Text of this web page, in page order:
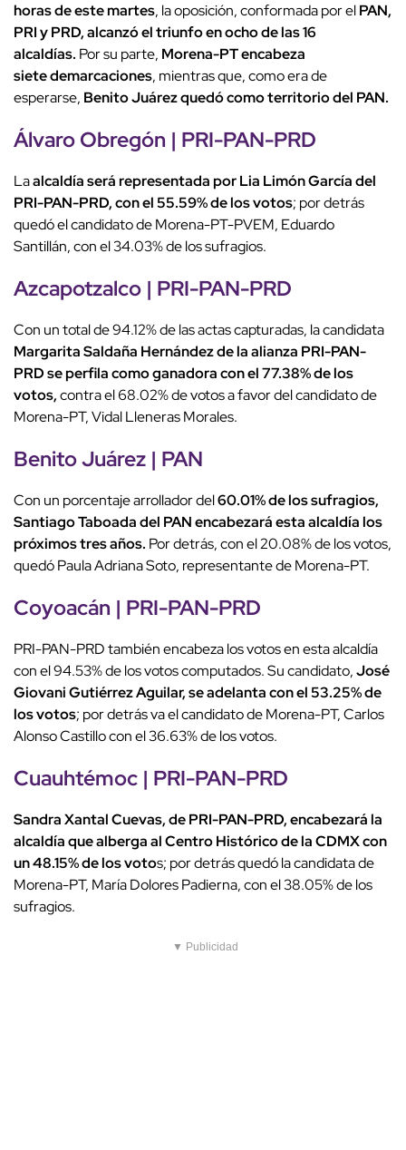
horas de este martes, la oposición, conformada por elPAN,
PRI y PRD, alcanzó el triunfo en ocho de las 16
alcaldías. Por su parte, Morena-PT encabeza
siete demarcaciones, mientras que, como era de
esperarse, Benito Juárez quedó como territorio del PAN.
Álvaro Obregón | PRI-PAN-PRD
Laalcaldía será representada por Lia Limón García del
PRI-PAN-PRD, con el 55.59% de los votos; por detrás
quedó el candidato de Morena-PT-PVEM, Eduardo
Santillán, con el 34.03% de los sufragios.
Azcapotzalco | PRI-PAN-PRD
Con un total de 94.12% de las actas capturadas, la candidata
Margarita Saldaña Hernández de la alianza PRI-PAN-
PRD se perfila como ganadora con el 77.38% de los
votos,contra el 68.02% de votos a favor del candidato de
Morena-PT, Vidal Lleneras Morales.
Benito Juárez | PAN
Con un porcentaje arrollador del60.01% de los sufragios,
Santiago Taboada del PAN encabezará esta alcaldía los
próximos tres años. Por detrás, con el 20.08% de los votos,
quedó Paula Adriana Soto, representante de Morena-PT.
Coyoacán | PRI-PAN-PRD
PRI-PAN-PRD también encabeza los votos en esta alcaldía
con el 94.53% de los votos computados. Su candidato,José
Giovani Gutiérrez Aguilar, se adelanta con el 53.25% de
los votos; por detrás va el candidato de Morena-PT, Carlos
Alonso Castillo con el 36.63% de los votos.
Cuauhtémoc | PRI-PAN-PRD
Sandra Xantal Cuevas, de PRI-PAN-PRD, encabezará la
alcaldía que alberga al Centro Histórico de la CDMX con
un 48.15% de los votos; por detrás quedó la candidata de
Morena-PT, María Dolores Padierna, con el 38.05% de los
sufragios.
▼ Publicidad